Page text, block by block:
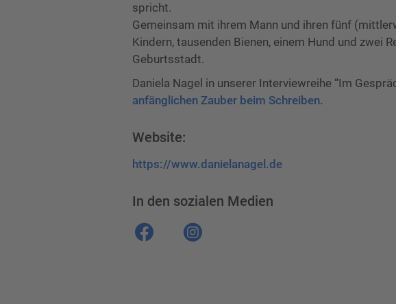
spricht.
Gemeinsam mit ihrem Mann und ihren fünf
Kindern, tausenden Bienen, einem Hund und zwei
Geburtsstadt.
Daniela Nagel in unserer Interviewreihe “Im
anfänglichen Zauber beim Schreiben.
Website:
https://www.danielanagel.de
In den sozialen Medien